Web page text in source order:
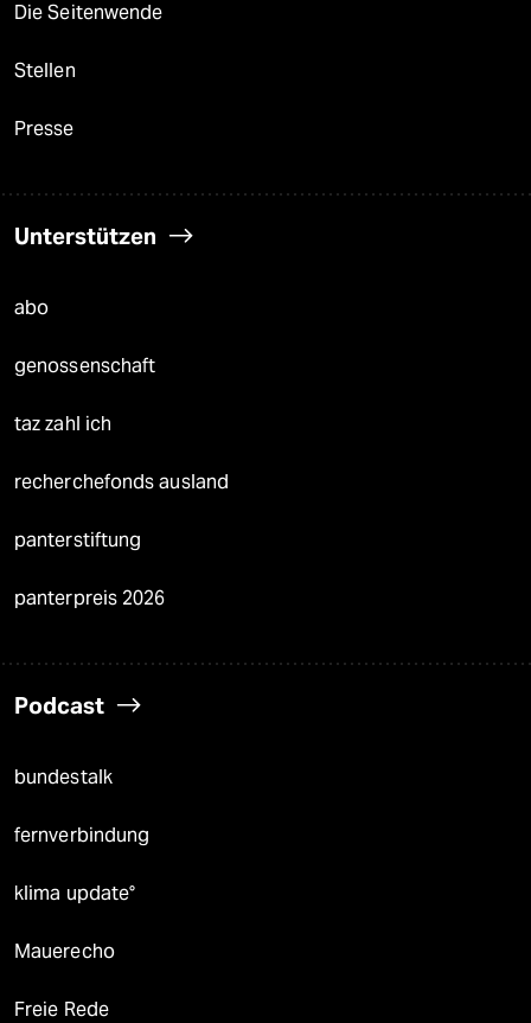
Die Seitenwende
Stellen
Presse
Unterstützen
abo
genossenschaft
taz zahl ich
recherchefonds ausland
panterstiftung
panterpreis 2026
Podcast
bundestalk
fernverbindung
klima update°
Mauerecho
Freie Rede